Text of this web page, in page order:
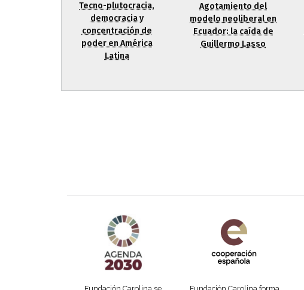
Tecno-plutocracia,
democracia y
concentración de
poder en América
Latina
Agotamiento del
modelo neoliberal en
Ecuador: la caída de
Guillermo Lasso